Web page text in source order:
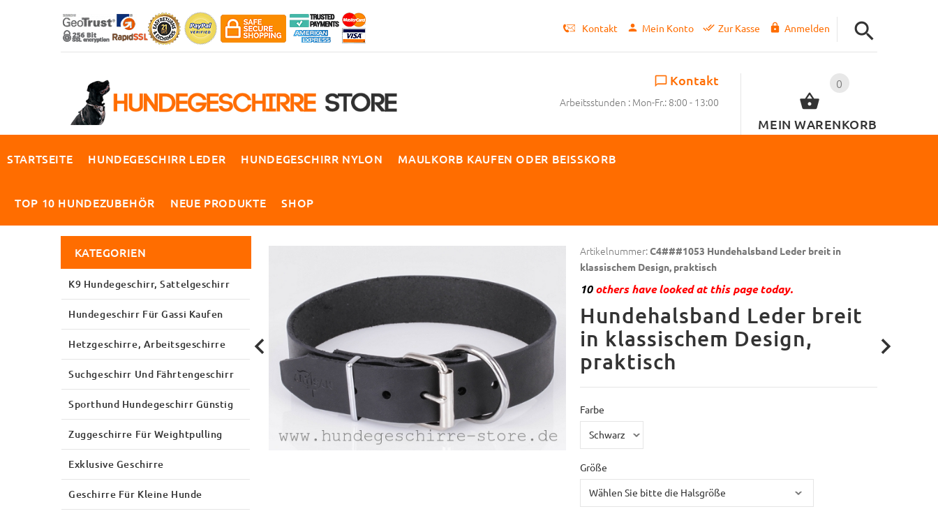
Kontakt Mein Konto Zur Kasse Anmelden
0
MEIN WARENKORB
Kontakt
Arbeitsstunden : Mon-Fr.: 8:00 - 13:00
STARTSEITE HUNDEGESCHIRR LEDER HUNDEGESCHIRR NYLON MAULKORB KAUFEN ODER BEISSKORB
TOP 10 HUNDEZUBEHÖR NEUE PRODUKTE SHOP
Artikelnummer:C4###1053 Hundehalsband Leder breit in
klassischem Design, praktisch
10others have looked at this page today.
Hundehalsband Leder breit
in klassischem Design,
praktisch
Farbe
Größe
KATEGORIEN
K9 Hundegeschirr, Sattelgeschirr
Hundegeschirr Für Gassi Kaufen
Hetzgeschirre, Arbeitsgeschirre
Suchgeschirr Und Fährtengeschirr
Sporthund Hundegeschirr Günstig
Zuggeschirre Für Weightpulling
Exklusive Geschirre
Geschirre Für Kleine Hunde